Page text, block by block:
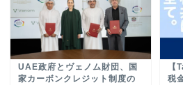
UAE政府とヴェノム財団、国
家カーボンクレジット制度の
【
税